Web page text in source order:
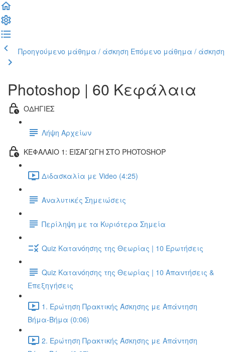
Προηγούμενο μάθημα / άσκηση Επόμενο μάθημα / άσκηση
Photoshop | 60 Κεφάλαια
ΟΔΗΓΙΕΣ
Λήψη Αρχείων
ΚΕΦΑΛΑΙΟ 1: ΕΙΣΑΓΩΓΗ ΣΤΟ PHOTOSHOP
Διδασκαλία με Video (4:25)
Αναλυτικές Σημειώσεις
Περίληψη με τα Κυριότερα Σημεία
Quiz Κατανόησης της Θεωρίας | 10 Ερωτήσεις
Quiz Κατανόησης της Θεωρίας | 10 Απαντήσεις &
Επεξηγήσεις
1. Ερώτηση Πρακτικής Άσκησης με Απάντηση
Βήμα-Βήμα (0:06)
2. Ερώτηση Πρακτικής Άσκησης με Απάντηση